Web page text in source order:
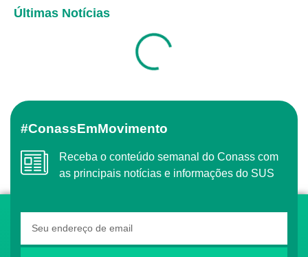
Últimas Notícias
#ConassEmMovimento
Receba o conteúdo semanal do Conass com
as principais notícias e informações do SUS